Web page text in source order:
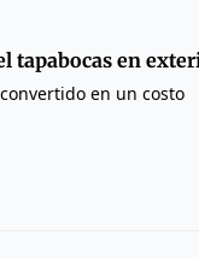
tapabocas en
en un costo